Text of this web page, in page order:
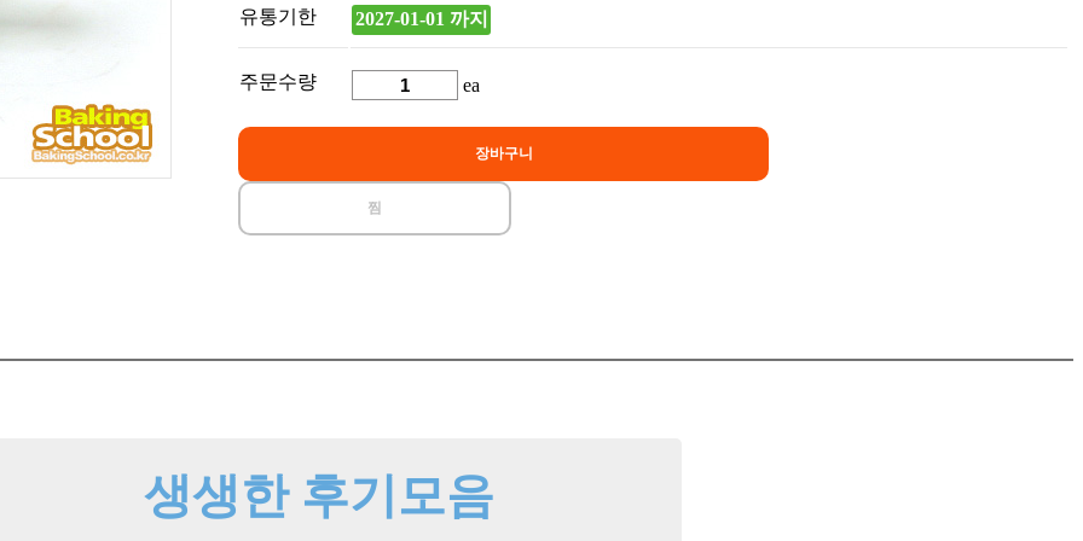
유통기한 2027-01-01 까지
주문수량 ea
장바구니
찜